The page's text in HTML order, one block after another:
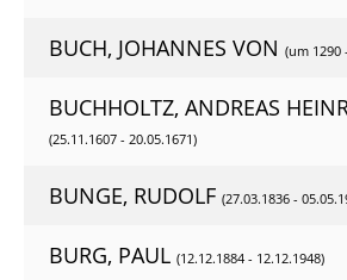
BUCH, JOHANNES VON (um 1290
BUCHHOLTZ, ANDREAS
(25.11.1607 - 20.05.1671)
BUNGE, RUDOLF (27.03.1836 -
BURG, PAUL (12.12.1884 - 12.12.1948)